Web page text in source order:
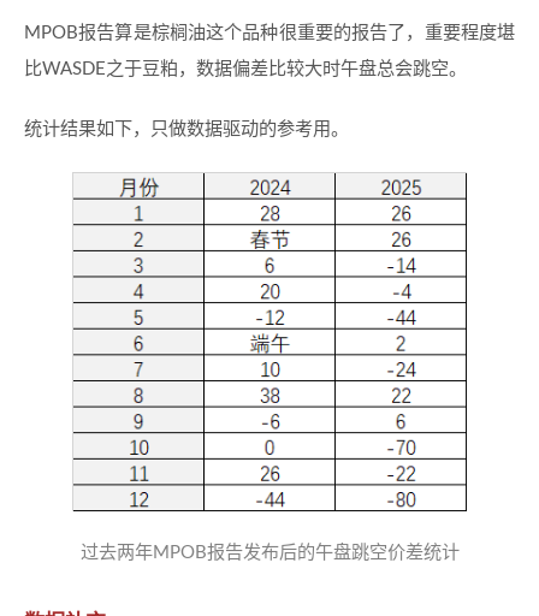
MPOB报告算是棕榈油这个品种很重要的报告了，重要程度堪
比WASDE之于豆粕，数据偏差比较大时午盘总会跳空。
统计结果如下，只做数据驱动的参考用。
过去两年MPOB报告发布后的午盘跳空价差统计